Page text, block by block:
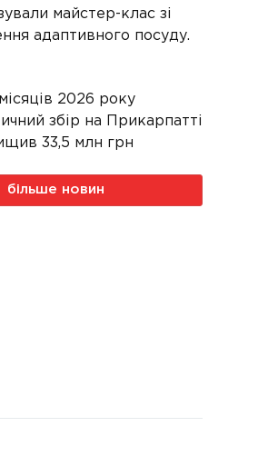
майстер-клас зі
адаптивного посуду.
2026 року
збір на Прикарпатті
33,5 млн грн
більше новин